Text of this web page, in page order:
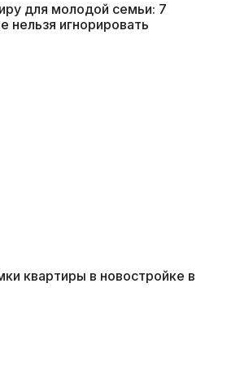
для молодой семьи: 7
нельзя игнорировать
квартиры в новостройке в